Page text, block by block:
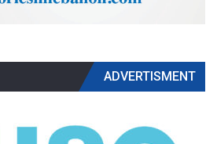
ADVERTISMENT